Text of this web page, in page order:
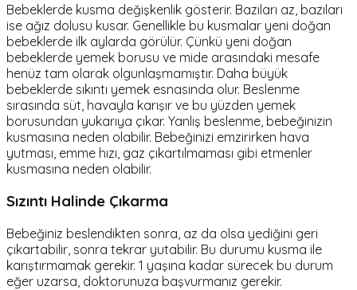
Bebeklerde kusma değişkenlik gösterir. Bazıları az, bazıları
ise ağız dolusu kusar. Genellikle bu kusmalar yeni doğan
bebeklerde ilk aylarda görülür. Çünkü yeni doğan
bebeklerde yemek borusu ve mide arasındaki mesafe
henüz tam olarak olgunlaşmamıştır. Daha büyük
bebeklerde sıkıntı yemek esnasında olur. Beslenme
sırasında süt, havayla karışır ve bu yüzden yemek
borusundan yukarıya çıkar. Yanlış beslenme, bebeğinizin
kusmasına neden olabilir. Bebeğinizi emzirirken hava
yutması, emme hızı, gaz çıkartılmaması gibi etmenler
kusmasına neden olabilir.
Sızıntı Halinde Çıkarma
Bebeğiniz beslendikten sonra, az da olsa yediğini geri
çıkartabilir, sonra tekrar yutabilir. Bu durumu kusma ile
karıştırmamak gerekir. 1 yaşına kadar sürecek bu durum
eğer uzarsa, doktorunuza başvurmanız gerekir.